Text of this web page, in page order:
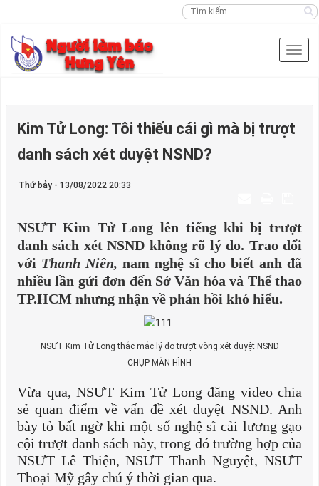
Kim Tử Long: Tôi thiếu cái gì mà bị trượt
danh sách xét duyệt NSND?
Thứ bảy - 13/08/2022 20:33
NSƯT Kim Tử Long lên tiếng khi bị trượt
danh sách xét NSND không rõ lý do. Trao đổi
với Thanh Niên, nam nghệ sĩ cho biết anh đã
nhiều lần gửi đơn đến Sở Văn hóa và Thể thao
TP.HCM nhưng nhận về phản hồi khó hiểu.
NSƯT Kim Tử Long thắc mắc lý do trượt vòng xét duyệt NSND
CHỤP MÀN HÌNH
Vừa qua, NSƯT Kim Tử Long đăng video chia
sẻ quan điểm về vấn đề xét duyệt NSND. Anh
bày tỏ bất ngờ khi một số nghệ sĩ cải lương gạo
cội trượt danh sách này, trong đó trường hợp của
NSƯT Lê Thiện, NSƯT Thanh Nguyệt, NSƯT
Thoại Mỹ gây chú ý thời gian qua.